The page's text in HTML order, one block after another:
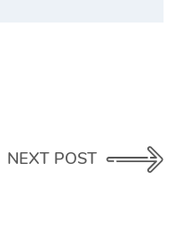
NEXT POST